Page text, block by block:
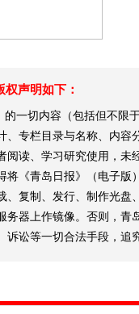
权声明如下：
的一切内容（包括但不限
、专栏目录与名称、内容
阅读、学习研究使用，未
将《青岛日报》（电子版
、复制、发行、制作光盘
务器上作镜像。否则，青
讼等一切合法手段，追